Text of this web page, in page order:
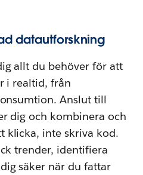
datautforskning
allt du behöver för att
i realtid, från
Anslut till
dig och kombinera och
klicka, inte skriva kod.
trender, identifiera
säker när du fattar